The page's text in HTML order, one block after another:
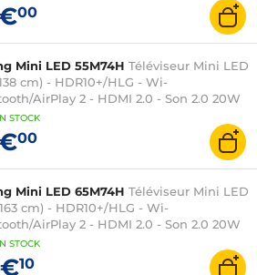
00
Mini LED 55M74H Téléviseur Mini LED
cm) - HDR10+/HLG - Wi-
AirPlay 2 - HDMI 2.0 - Son 2.0 20W
STOCK
00
Mini LED 65M74H Téléviseur Mini LED
cm) - HDR10+/HLG - Wi-
AirPlay 2 - HDMI 2.0 - Son 2.0 20W
STOCK
10